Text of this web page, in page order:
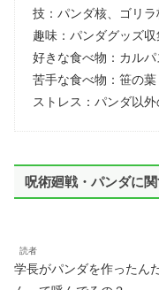
技：パンダ核、ゴリラ
趣味：パンダグッズ収
好きな食べ物：カルパ
苦手な食べ物：笹の葉
ストレス：パンダ以
呪術廻戦・パンダに
読者
学長がパンダを作ったん